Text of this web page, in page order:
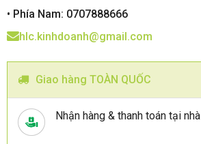
• Phía Nam: 0707888666
hlc.kinhdoanh@gmail.com
Giao hàng TOÀN QUỐC
Nhận hàng & thanh toán tại nhà